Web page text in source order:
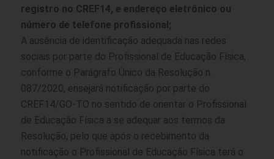
registro no CREF14, e endereço eletrônico ou
número de telefone profissional;
A ausência de identificação adequada nas redes
sociais por parte do Profissional de Educação Física,
conforme o Parágrafo Único da Resolução n.
087/2020, ensejará notificação por parte do
CREF14/GO-TO no sentido de orientar o Profissional
de Educação Física a se adequar aos termos da
Resolução, pelo que após o recebimento da
notificação o Profissional de Educação Física terá o